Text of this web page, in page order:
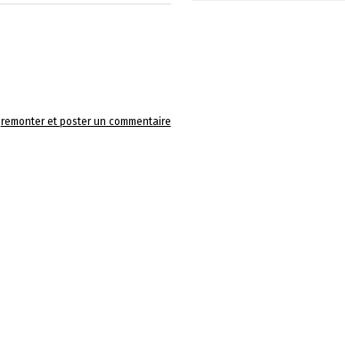
remonter et poster un commentaire